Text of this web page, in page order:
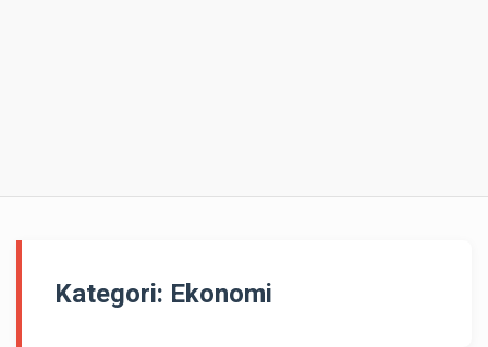
Kategori: Ekonomi